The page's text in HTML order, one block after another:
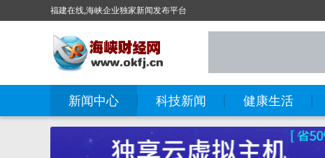
福建在线,海峡企业独家新闻发布平台
新闻中心 科技新闻 健康生活